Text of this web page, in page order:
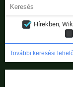
Hírekben,
További keresési